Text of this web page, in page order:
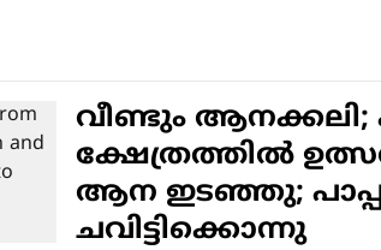
വീണ്ടും
ക്ഷേത്രത്തില്‍
ആന ഇടഞ്ഞു;
ചവിട്ടിക്കൊന്നു